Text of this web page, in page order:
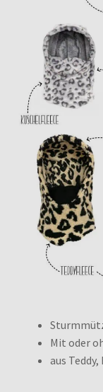
Mit oder
aus